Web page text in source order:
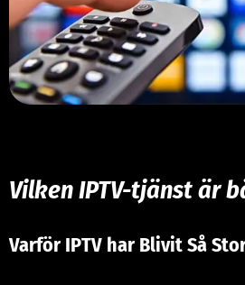
Vilken IPTV-tjänst är
Varför IPTV har Blivit Så